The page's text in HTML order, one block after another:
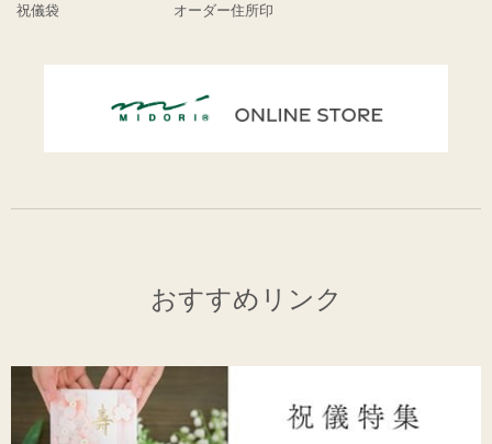
祝儀袋 オーダー住所印
おすすめリンク